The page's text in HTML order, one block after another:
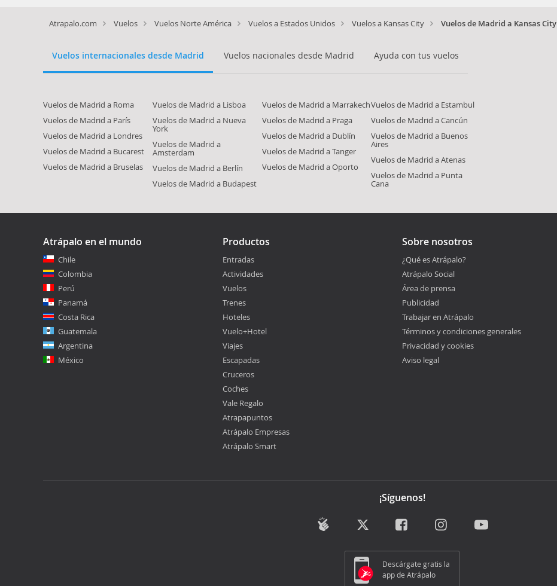
Atrapalo.com Vuelos Vuelos Norte América Vuelos a Estados Unidos Vuelos a Kansas City Vuelos de Madrid a Kansas City
Vuelos internacionales desde Madrid Vuelos nacionales desde Madrid Ayuda con tus vuelos
Vuelos de Madrid a Roma
Vuelos de Madrid a París
Vuelos de Madrid a Londres
Vuelos de Madrid a Bucarest
Vuelos de Madrid a Bruselas
Vuelos de Madrid a Lisboa
Vuelos de Madrid a Nueva
York
Vuelos de Madrid a
Amsterdam
Vuelos de Madrid a Berlín
Vuelos de Madrid a Budapest
Vuelos de Madrid a Marrakech
Vuelos de Madrid a Praga
Vuelos de Madrid a Dublín
Vuelos de Madrid a Tanger
Vuelos de Madrid a Oporto
Vuelos de Madrid a Estambul
Vuelos de Madrid a Cancún
Vuelos de Madrid a Buenos
Aires
Vuelos de Madrid a Atenas
Vuelos de Madrid a Punta
Cana
Atrápalo en el mundo
Chile
Colombia
Perú
Panamá
Costa Rica
Guatemala
Argentina
México
Productos
Entradas
Actividades
Vuelos
Trenes
Hoteles
Vuelo+Hotel
Viajes
Escapadas
Cruceros
Coches
Vale Regalo
Atrapapuntos
Atrápalo Empresas
Atrápalo Smart
Sobre nosotros
¿Qué es Atrápalo?
Atrápalo Social
Área de prensa
Publicidad
Trabajar en Atrápalo
Términos y condiciones generales
Privacidad y cookies
Aviso legal
¡Síguenos!
Descárgate gratis la
app de Atrápalo